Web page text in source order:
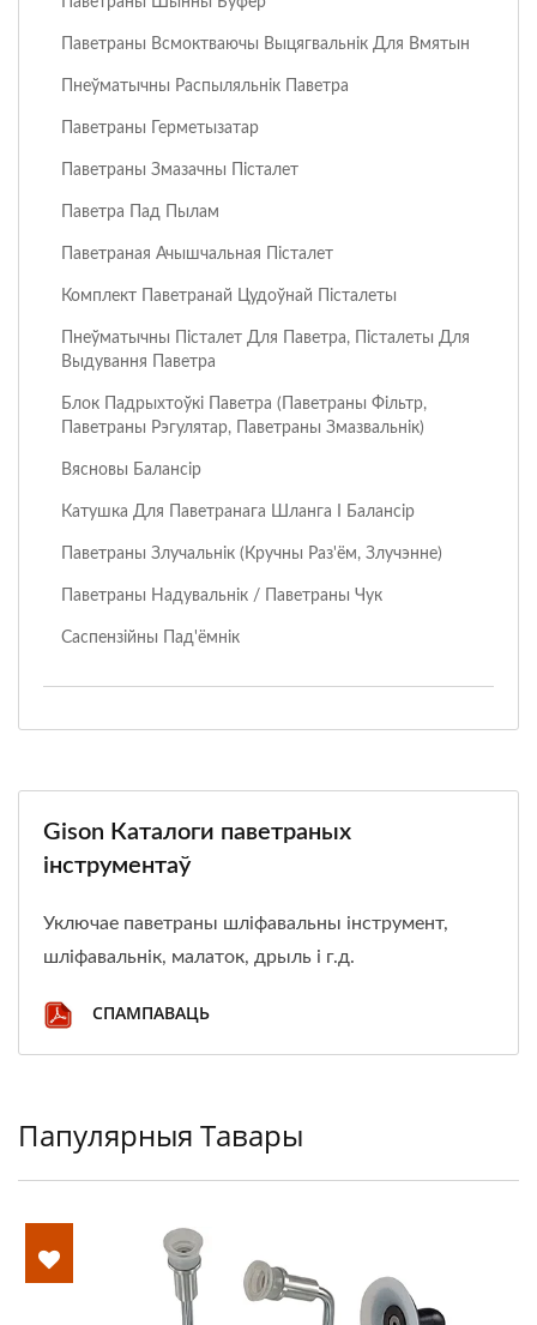
Паветраны Всмоктваючы Выцягвальнік Для Вмятын
Пнеўматычны Распыляльнік Паветра
Паветраны Герметызатар
Паветраны Змазачны Пісталет
Паветра Пад Пылам
Паветраная Ачышчальная Пісталет
Комплект Паветранай Цудоўнай Пісталеты
Пнеўматычны Пісталет Для Паветра, Пісталеты Для
Выдування Паветра
Блок Падрыхтоўкі Паветра (паветраны Фільтр,
Паветраны Рэгулятар, Паветраны Змазвальнік)
Вясновы Балансір
Катушка Для Паветранага Шланга І Балансір
Паветраны Злучальнік (кручны Раз'ём, Злучэнне)
Паветраны Надувальнік / Паветраны Чук
Саспензійны Пад'ёмнік
Gison Каталоги паветраных
інструментаў
Уключае паветраны шліфавальны інструмент,
шліфавальнік, малаток, дрыль і г.д.
СПАМПАВАЦЬ
Папулярныя Тавары